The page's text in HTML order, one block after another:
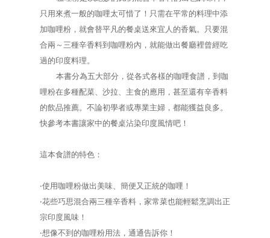
只用來煮一般的咖哩太可惜了！只需在平常的料理中添
加咖哩粉，就會替平凡的餐桌送來宜人的香氣。只要混
合兩～三種辛香料到咖哩粉內，就能做出餐廳裡曾經吃
過的印度料理。
本書分為五大部分，從各式各樣的咖哩食譜，到咖
哩粉在多種配菜、沙拉、主食的應用，甚至還有辛香料
的飲品推薦。不論初學者或專業主婦，都能獲益良多。
快參考本書讓家中的餐桌沾染印度風情吧！
這本食譜的特色：
‧使用咖哩粉做出美味、簡便又正統的咖哩！
‧花些巧思混合兩三種辛香料，家常菜也能輕鬆烹調出正
宗印度風味！
‧想像不到的咖哩粉用法，通通告訴你！